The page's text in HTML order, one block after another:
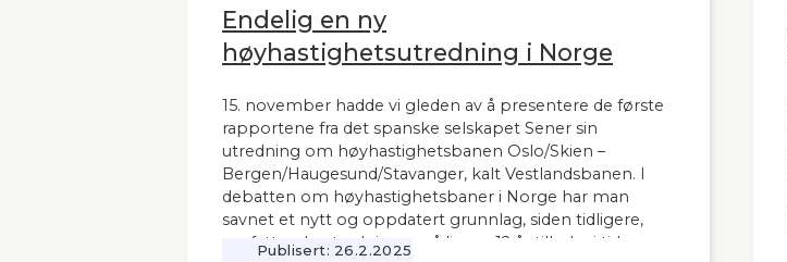
Endelig en ny
høyhastighetsutredning i Norge
15. november hadde vi gleden av å presentere de første
rapportene fra det spanske selskapet Sener sin
utredning om høyhastighetsbanen Oslo/Skien –
Bergen/Haugesund/Stavanger, kalt Vestlandsbanen. I
debatten om høyhastighetsbaner i Norge har man
savnet et nytt og oppdatert grunnlag, siden tidligere,
omfattende utredninger nå ligger 12 år tilbake i tid.
Publisert: 26.2.2025